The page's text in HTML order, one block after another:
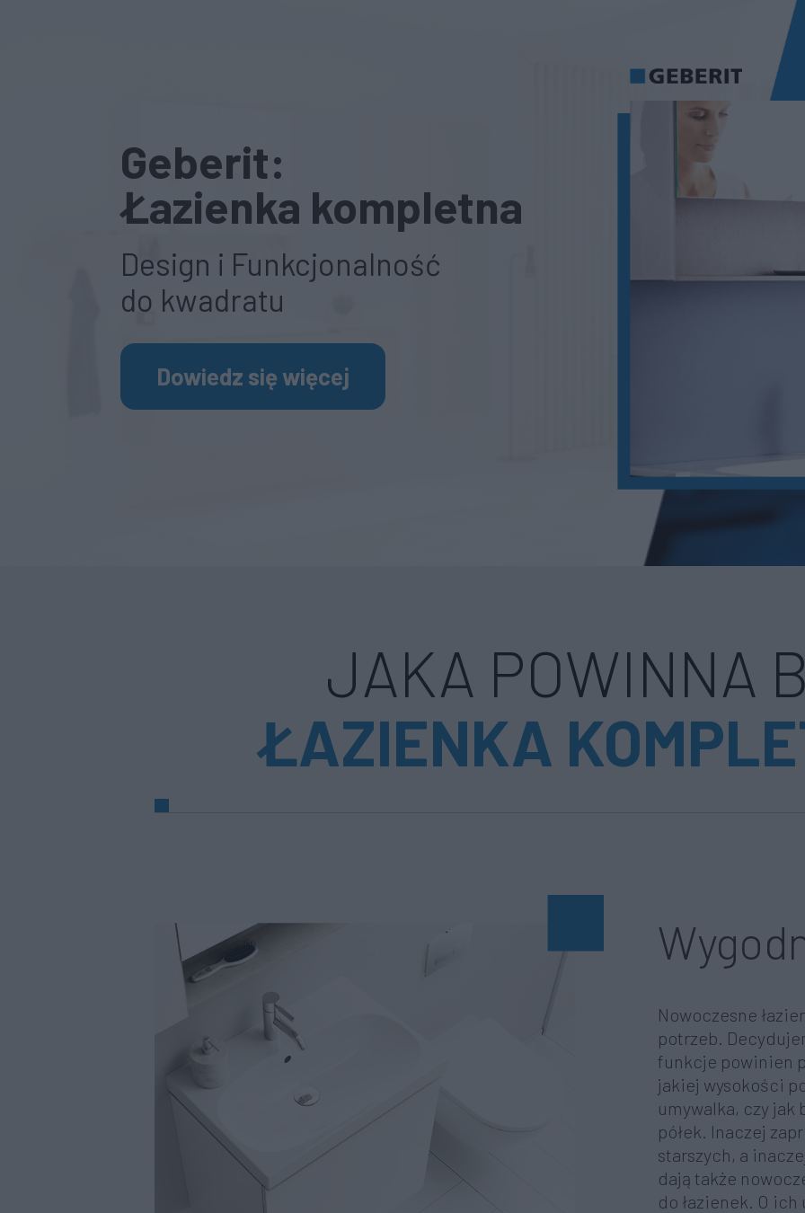
Geberit:
Łazienka kompletna
Design i Funkcjonalność
do kwadratu
Dowiedz się więcej
JAKA POWINNA
ŁAZIENKA
Nowoczesne
potrzeb.
funkcje powinien
jakiej wysokości
umywalka, czy jak
półek. Inaczej
starszych, a
dają także
do łazienek. O